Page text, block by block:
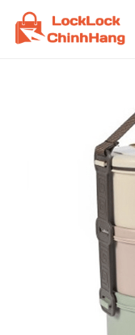
Skip
content